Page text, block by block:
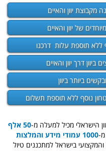
יוון והאיים
של יוון והאיים
ללא תוספת עלות דרכנו
דרך יוון והאיים
נוסף ללא תוספת תשלום
הישראלי מכיל למעלה מ-50 אלף
מ-1000 עמודי מידע והמלצות
בישראל למתכננים טיול